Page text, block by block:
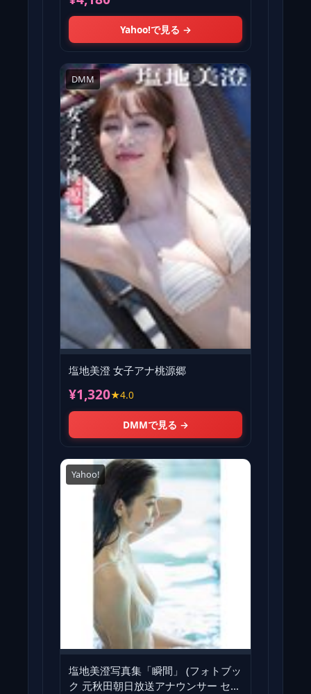
Yahoo!で見る →
DMM
塩地美澄 女子アナ桃源郷
¥1,320★4.0
DMMで見る →
Yahoo!
塩地美澄写真集「瞬間」 (フォトブッ
ク 元秋田朝日放送アナウンサー セク